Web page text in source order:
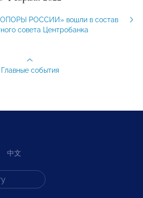
РОССИИ» вошли в состав
совета Центробанка
Главные события
中文